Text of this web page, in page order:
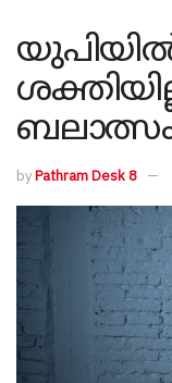
byPathram Desk 8